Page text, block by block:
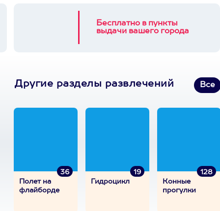
Бесплатно в пункты
выдачи вашего города
Другие разделы развлечений Все
36
Полет на
флайборде
19
Гидроцикл
128
Конные
прогулки